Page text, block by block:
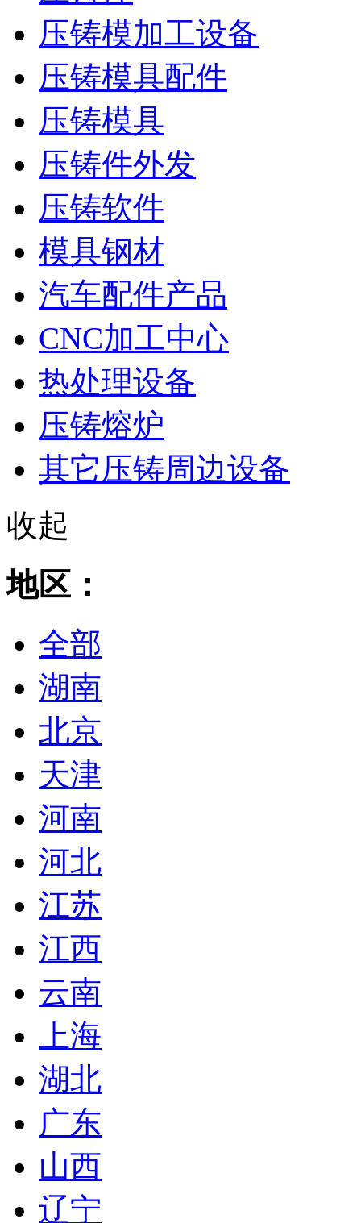
压铸模加工设备
压铸模具配件
压铸模具
压铸件外发
压铸软件
模具钢材
汽车配件产品
CNC加工中心
热处理设备
压铸熔炉
其它压铸周边设备
收起
地区：
全部
湖南
北京
天津
河南
河北
江苏
江西
云南
上海
湖北
广东
山西
辽宁